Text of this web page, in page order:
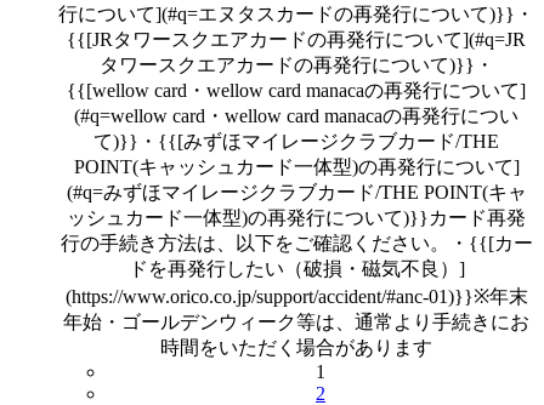
行について](#q=エヌタスカードの再発行について)}}・
{{[JRタワースクエアカードの再発行について](#q=JR
タワースクエアカードの再発行について)}}・
{{[wellow card・wellow card manacaの再発行について]
(#q=wellow card・wellow card manacaの再発行につい
て)}}・{{[みずほマイレージクラブカード/THE
POINT(キャッシュカード一体型)の再発行について]
(#q=みずほマイレージクラブカード/THE POINT(キャ
ッシュカード一体型)の再発行について)}}カード再発
行の手続き方法は、以下をご確認ください。・{{[カー
ドを再発行したい（破損・磁気不良）]
(https://www.orico.co.jp/support/accident/#anc-01)}}※年末
年始・ゴールデンウィーク等は、通常より手続きにお
時間をいただく場合があります
1
2